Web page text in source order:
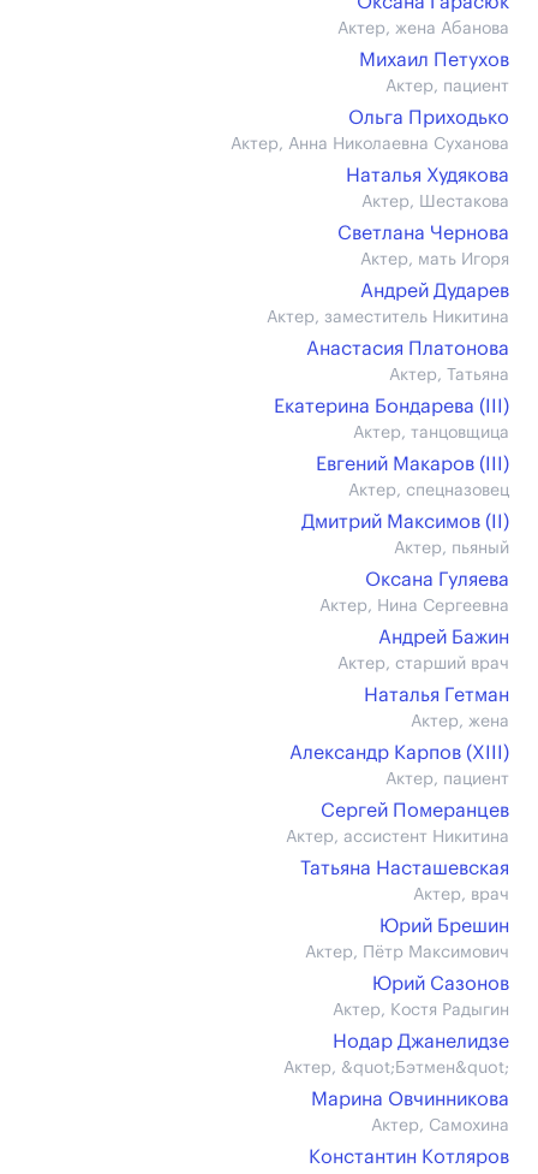
Актер, жена Абанова
Михаил Петухов
Актер, пациент
Ольга Приходько
Актер, Анна Николаевна Суханова
Наталья Худякова
Актер, Шестакова
Светлана Чернова
Актер, мать Игоря
Андрей Дударев
Актер, заместитель Никитина
Анастасия Платонова
Актер, Татьяна
Екатерина Бондарева (III)
Актер, танцовщица
Евгений Макаров (III)
Актер, спецназовец
Дмитрий Максимов (II)
Актер, пьяный
Оксана Гуляева
Актер, Нина Сергеевна
Андрей Бажин
Актер, старший врач
Наталья Гетман
Актер, жена
Александр Карпов (XIII)
Актер, пациент
Сергей Померанцев
Актер, ассистент Никитина
Татьяна Насташевская
Актер, врач
Юрий Брешин
Актер, Пётр Максимович
Юрий Сазонов
Актер, Костя Радыгин
Нодар Джанелидзе
Актер, &quot;Бэтмен&quot;
Марина Овчинникова
Актер, Самохина
Константин Котляров